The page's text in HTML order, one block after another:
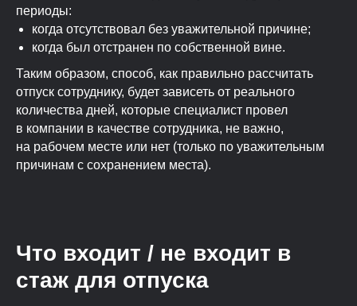
периоды:
когда отсутствовал без уважительной причине;
когда был отстранен по собственной вине.
Таким образом, способ, как правильно рассчитать
отпуск сотруднику, будет зависеть от реального
количества дней, которые специалист провел
в компании в качестве сотрудника, не важно,
на рабочем месте или нет (только по уважительным
причинам с сохранением места).
Что входит / не входит в
стаж для отпуска